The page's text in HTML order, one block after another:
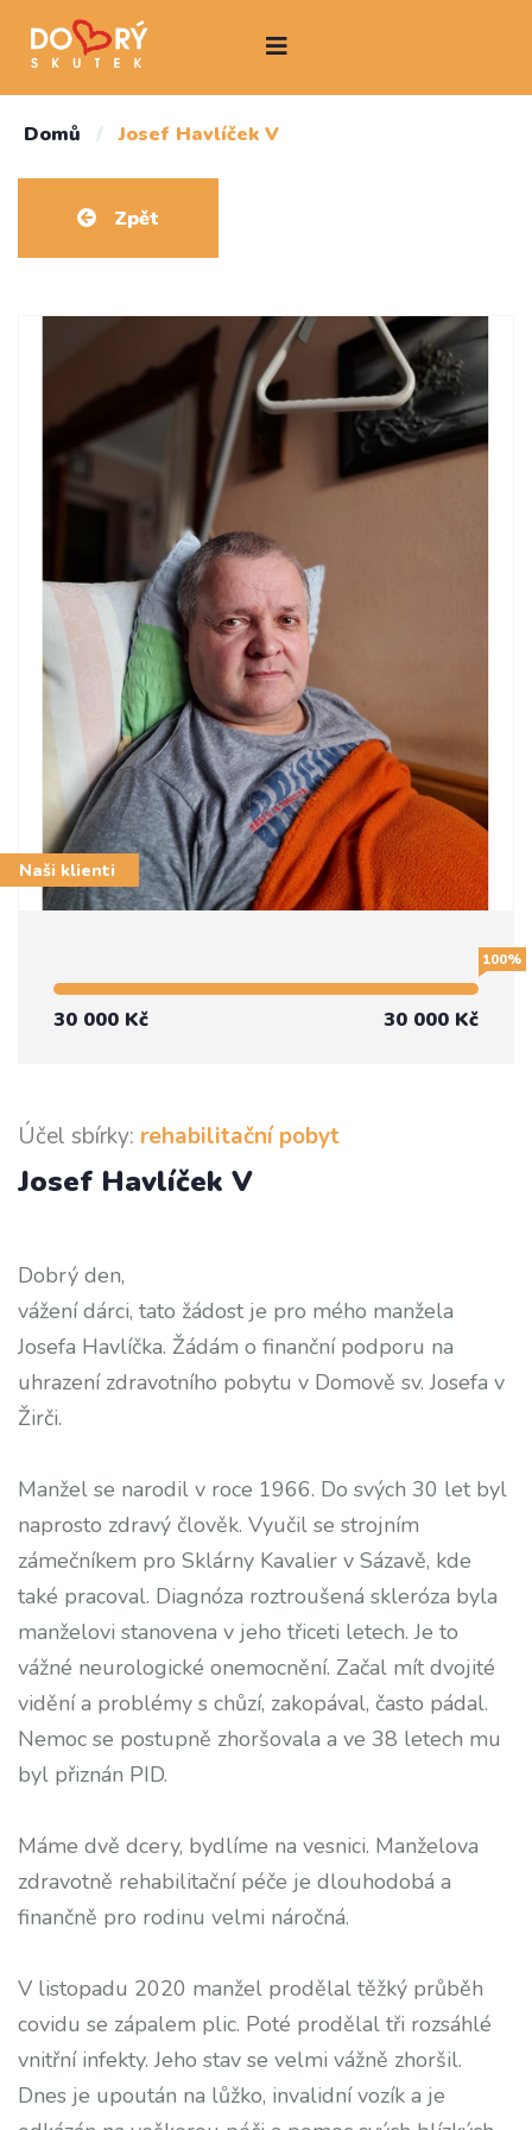
Domů / Josef Havlíček V
Zpět
Naši klienti
100%
30 000 Kč 30 000 Kč
Účel sbírky: rehabilitační pobyt
Josef Havlíček V
Dobrý den,
vážení dárci, tato žádost je pro mého manžela
Josefa Havlíčka. Žádám o finanční podporu na
uhrazení zdravotního pobytu v Domově sv. Josefa v
Žirči.
Manžel se narodil v roce 1966. Do svých 30 let byl
naprosto zdravý člověk. Vyučil se strojním
zámečníkem pro Sklárny Kavalier v Sázavě, kde
také pracoval. Diagnóza roztroušená skleróza byla
manželovi stanovena v jeho třiceti letech. Je to
vážné neurologické onemocnění. Začal mít dvojité
vidění a problémy s chůzí, zakopával, často pádal.
Nemoc se postupně zhoršovala a ve 38 letech mu
byl přiznán PID.
Máme dvě dcery, bydlíme na vesnici. Manželova
zdravotně rehabilitační péče je dlouhodobá a
finančně pro rodinu velmi náročná.
V listopadu 2020 manžel prodělal těžký průběh
covidu se zápalem plic. Poté prodělal tři rozsáhlé
vnitřní infekty. Jeho stav se velmi vážně zhoršil.
Dnes je upoután na lůžko, invalidní vozík a je